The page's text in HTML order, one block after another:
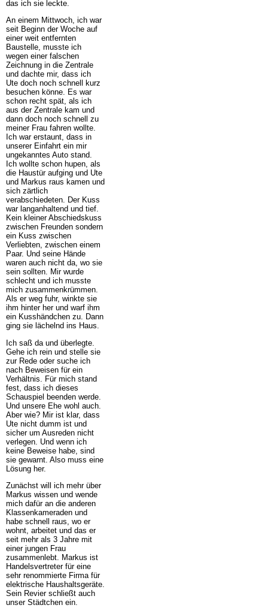
das ich sie leckte.
An einem Mittwoch, ich war
seit Beginn der Woche auf
einer weit entfernten
Baustelle, musste ich
wegen einer falschen
Zeichnung in die Zentrale
und dachte mir, dass ich
Ute doch noch schnell kurz
besuchen könne. Es war
schon recht spät, als ich
aus der Zentrale kam und
dann doch noch schnell zu
meiner Frau fahren wollte.
Ich war erstaunt, dass in
unserer Einfahrt ein mir
ungekanntes Auto stand.
Ich wollte schon hupen, als
die Haustür aufging und Ute
und Markus raus kamen und
sich zärtlich
verabschiedeten. Der Kuss
war langanhaltend und tief.
Kein kleiner Abschiedskuss
zwischen Freunden sondern
ein Kuss zwischen
Verliebten, zwischen einem
Paar. Und seine Hände
waren auch nicht da, wo sie
sein sollten. Mir wurde
schlecht und ich musste
mich zusammenkrümmen.
Als er weg fuhr, winkte sie
ihm hinter her und warf ihm
ein Kusshändchen zu. Dann
ging sie lächelnd ins Haus.
Ich saß da und überlegte.
Gehe ich rein und stelle sie
zur Rede oder suche ich
nach Beweisen für ein
Verhältnis. Für mich stand
fest, dass ich dieses
Schauspiel beenden werde.
Und unsere Ehe wohl auch.
Aber wie? Mir ist klar, dass
Ute nicht dumm ist und
sicher um Ausreden nicht
verlegen. Und wenn ich
keine Beweise habe, sind
sie gewarnt. Also muss eine
Lösung her.
Zunächst will ich mehr über
Markus wissen und wende
mich dafür an die anderen
Klassenkameraden und
habe schnell raus, wo er
wohnt, arbeitet und das er
seit mehr als 3 Jahre mit
einer jungen Frau
zusammenlebt. Markus ist
Handelsvertreter für eine
sehr renommierte Firma für
elektrische Haushaltsgeräte.
Sein Revier schließt auch
unser Städtchen ein.